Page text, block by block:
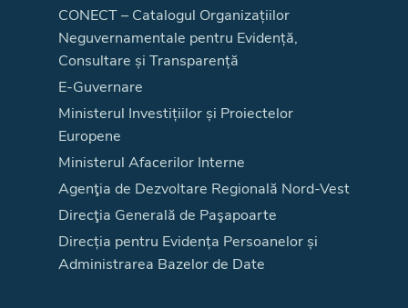
CONECT – Catalogul Organizațiilor
Neguvernamentale pentru Evidență,
Consultare și Transparență
E-Guvernare
Ministerul Investițiilor și Proiectelor
Europene
Ministerul Afacerilor Interne
Agenţia de Dezvoltare Regională Nord-Vest
Direcţia Generală de Paşapoarte
Direcția pentru Evidența Persoanelor și
Administrarea Bazelor de Date